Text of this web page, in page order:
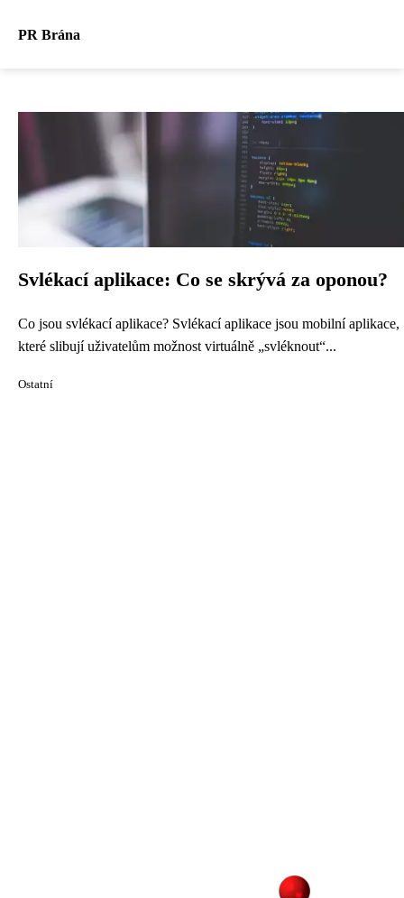
PR Brána
Svlékací aplikace: Co se skrývá za oponou?
Co jsou svlékací aplikace? Svlékací aplikace jsou mobilní aplikace,
které slibují uživatelům možnost virtuálně „svléknout“...
Ostatní